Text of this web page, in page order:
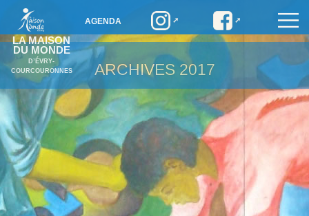
LA MAISON
DU MONDE
D’ÉVRY-
COURCOURONNES
AGENDA
ARCHIVES 2017